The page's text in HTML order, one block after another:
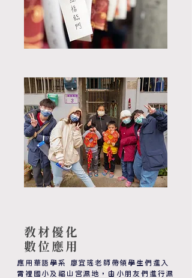
應用華語學系 廖宜瑤老師帶領學生們進入
霄裡國小及福山宮濕地，由小朋友們進行濕
教材優化
​數位應用